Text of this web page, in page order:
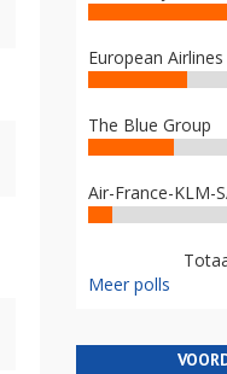
European
The Blue Group
Air-France-KLM-
Meer polls